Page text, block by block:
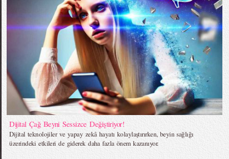
Dijital Çağ Beyni Sessizce Değiştiriyor!
Dijital teknolojiler ve yapay zekâ hayatı kolaylaştırırken, beyin sağlığı
üzerindeki etkileri de giderek daha fazla önem kazanıyor.